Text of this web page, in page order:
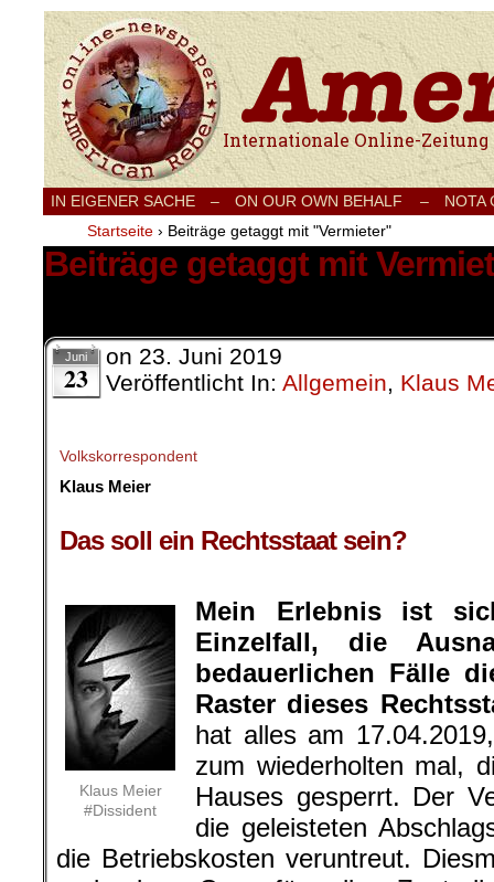
Internationale Onlinezeitung für Frieden,
IN EIGENER SACHE – ON OUR OWN BEHALF –
NOTA
Startseite › Beiträge getaggt mit "Vermieter"
Beiträge getaggt mit
Juni
23
on 23. Juni 2019
Veröffentlicht In: Allgemein, Klaus
Volkskorrespondent
Klaus Meier
Das soll ein Rechtsstaat sein?
Klaus Meier
#Dissident
Mein Erlebnis ist
Einzelfall, die
bedauerlichen Fälle
Raster dieses
hat alles am
zum wiederholten mal,
Hauses gesperrt. Der
die geleisteten
die Betriebskosten veruntreut.